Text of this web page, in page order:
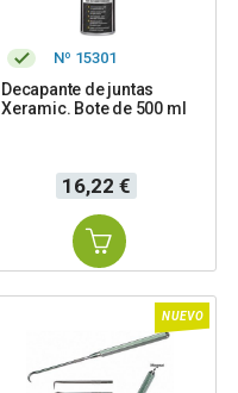
Nº 15301
Decapante de juntas
Xeramic. Bote de 500 ml
Precio
16,22 €
NUEVO